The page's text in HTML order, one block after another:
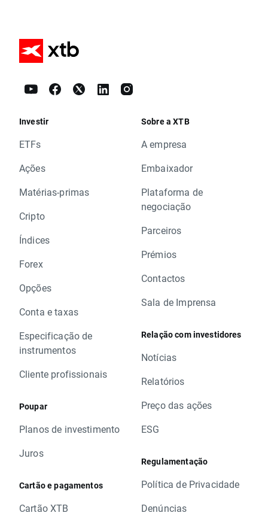
Investir
ETFs
Ações
Matérias-primas
Cripto
Índices
Forex
Opções
Conta e taxas
Especificação de
instrumentos
Cliente profissionais
Poupar
Planos de investimento
Juros
Cartão e pagamentos
Cartão XTB
Sobre a XTB
A empresa
Embaixador
Plataforma de
negociação
Parceiros
Prémios
Contactos
Sala de Imprensa
Relação com investidores
Notícias
Relatórios
Preço das ações
ESG
Regulamentação
Política de Privacidade
Denúncias